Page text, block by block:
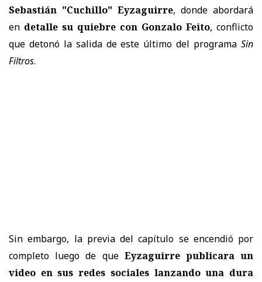
Sebastián "Cuchillo" Eyzaguirre, donde abordará
en detalle su quiebre con Gonzalo Feito, conflicto
que detonó la salida de este último del programa Sin
Filtros.
Sin embargo, la previa del capítulo se encendió por
completo luego de que Eyzaguirre publicara un
video en sus redes sociales lanzando una dura